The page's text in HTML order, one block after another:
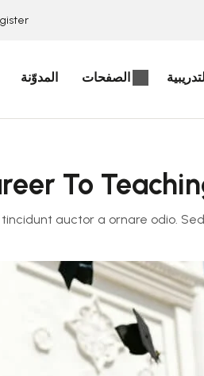
الصفحات المدوّنة
To
auctor a ornare odio.